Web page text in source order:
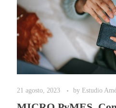
21 agosto, 2023 by Estudio